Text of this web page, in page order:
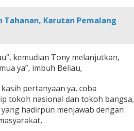
Tahanan, Karutan Pemalang
kemudian Tony melanjutkan,
ya”, imbuh Beliau,
pertanyaan ya, coba
tokoh nasional dan tokoh bangsa,
hadirpun menjawab dengan